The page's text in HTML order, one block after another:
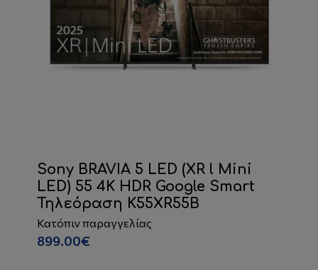
Sony BRAVIA 5 LED (XR l Mini
LED) 55 4K HDR Google Smart
Τηλεόραση K55XR55B
Κατόπιν παραγγελίας
899.00€